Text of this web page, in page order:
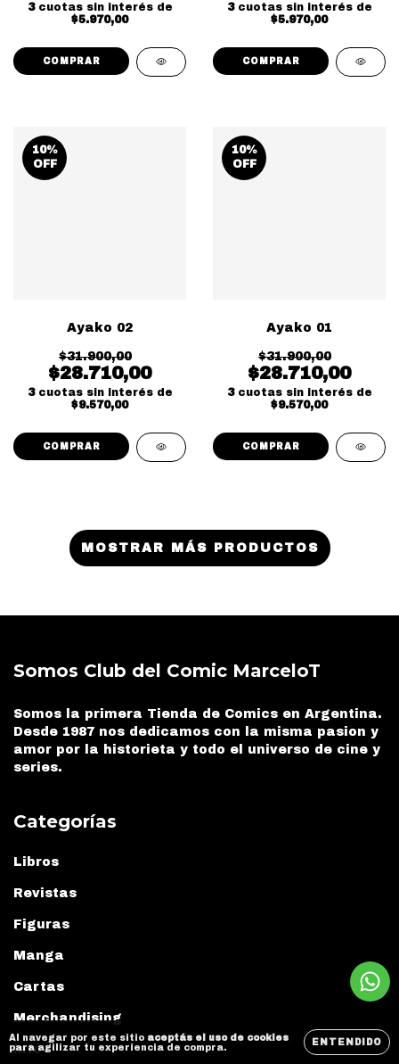
Al navegar por este sitio aceptás el uso de cookies
para agilizar tu experiencia de compra.
ENTENDIDO
3 cuotas sin interés de
$5.970,00
3 cuotas sin interés de
$5.970,00
10%
OFF
Ayako 02
$31.900,00
$28.710,00
3 cuotas sin interés de
$9.570,00
10%
OFF
Ayako 01
$31.900,00
$28.710,00
3 cuotas sin interés de
$9.570,00
MOSTRAR MÁS PRODUCTOS
Somos Club del Comic MarceloT
Somos la primera Tienda de Comics en Argentina.
Desde 1987 nos dedicamos con la misma pasion y
amor por la historieta y todo el universo de cine y
series.
Categorías
Libros
Revistas
Figuras
Manga
Cartas
Merchandising
Info